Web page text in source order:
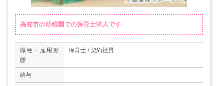
高知市の幼稚園での保育士求人です
職種・雇用形
態
保育士 / 契約社員
給与